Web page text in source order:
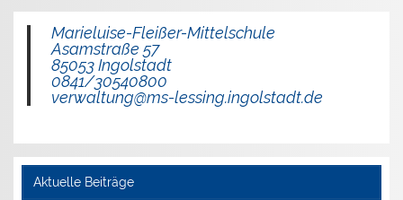
Marieluise-Fleißer-Mittelschule
Asamstraße 57
85053 Ingolstadt
0841/30540800
verwaltung@ms-lessing.ingolstadt.de
Aktuelle Beiträge